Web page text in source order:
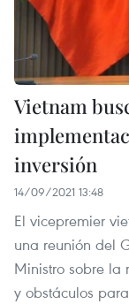
Vietnam
inversión
14/09/2021 13:48
El vicepremier
una reunión del
Ministro sobre la
y obstáculos